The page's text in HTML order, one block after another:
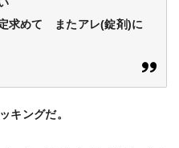
求めて またアレ(錠剤)に
キングだ。